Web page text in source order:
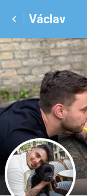
Václav
V